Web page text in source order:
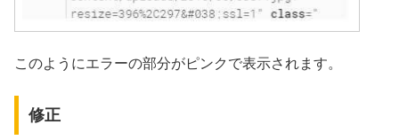
このようにエラーの部分がピンクで表示されます。
修正